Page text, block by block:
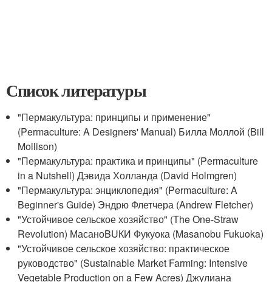
Список литературы
"Пермакультура: принципы и применение"
(Permaculture: A Designers' Manual) Билла Моллой (Bill
Mollison)
"Пермакультура: практика и принципы" (Permaculture
in a Nutshell) Дэвида Холланда (David Holmgren)
"Пермакультура: энциклопедия" (Permaculture: A
Beginner's Guide) Эндрю Флетчера (Andrew Fletcher)
"Устойчивое сельское хозяйство" (The One-Straw
Revolution) МасаноBUКИ Фукуока (Masanobu Fukuoka)
"Устойчивое сельское хозяйство: практическое
руководство" (Sustainable Market Farming: Intensive
Vegetable Production on a Few Acres) Джулиана